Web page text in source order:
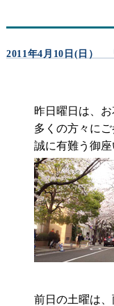
2011年4月10日(日）
昨日曜日は、
多くの方々にご
誠に有難う御座
前日の土曜は